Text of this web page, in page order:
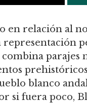
en relación al
representación
parajes
blanco
si fuera poco,